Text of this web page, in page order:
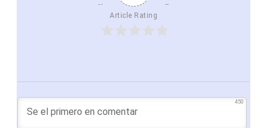
Article Rating
450